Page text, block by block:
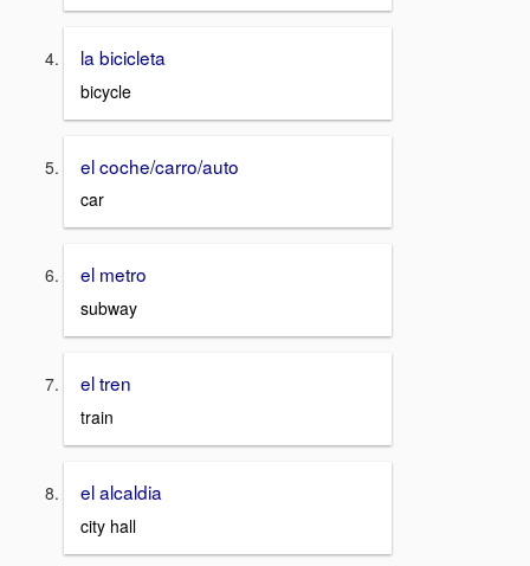
la bicicleta
bicycle
el coche/carro/auto
car
el metro
subway
el tren
train
el alcaldia
city hall